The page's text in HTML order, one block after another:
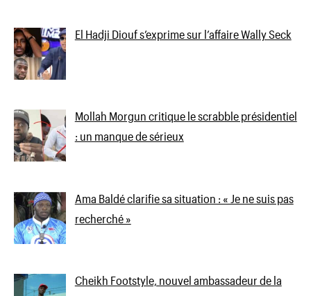
El Hadji Diouf s’exprime sur l’affaire Wally Seck
Mollah Morgun critique le scrabble présidentiel
: un manque de sérieux
Ama Baldé clarifie sa situation : « Je ne suis pas
recherché »
Cheikh Footstyle, nouvel ambassadeur de la